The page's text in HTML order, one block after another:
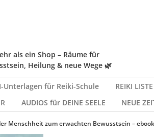
als ein Shop – Räume für
Heilung & neue Wege 🌿
Unterlagen für Reiki-Schule REIKI LISTE
AUDIOS für DEINE SEELE NEUE
Menschheit zum erwachten Bewusstsein – ebook